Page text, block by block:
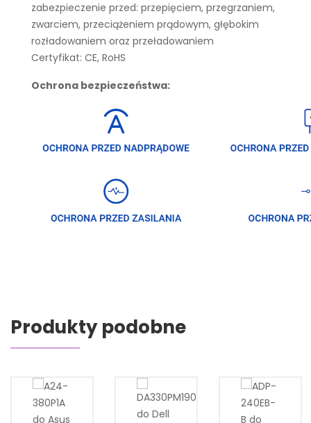
zabezpieczenie przed: przepięciem, przegrzaniem,
zwarciem, przeciążeniem prądowym, głębokim
rozładowaniem oraz przeładowaniem
Certyfikat: CE, RoHS
Ochrona bezpieczeństwa:
Produkty podobne